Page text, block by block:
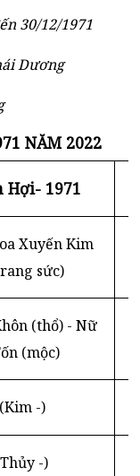
30/12/1971
Dương
NĂM 2022
Hợi- 1971
Xuyến Kim
sức)
(thổ) - Nữ
(mộc)
-)
-)